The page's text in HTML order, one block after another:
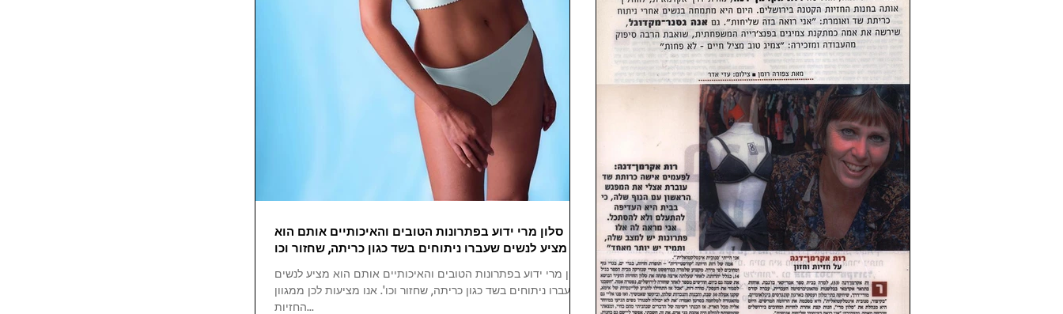
סלון מרי ידוע בפתרונות הטובים והאיכותיים אותם הוא
מציע לנשים שעברו ניתוחים בשד כגון כריתה, שחזור וכו
סלון מרי ידוע בפתרונות הטובים והאיכותיים אותם הוא מציע לנשים
שעברו ניתוחים בשד כגון כריתה, שחזור וכו'. אנו מציעות לכן ממגוון
החזיות...